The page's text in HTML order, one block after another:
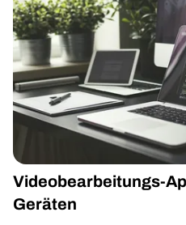
Videobearbeitungs-
Geräten